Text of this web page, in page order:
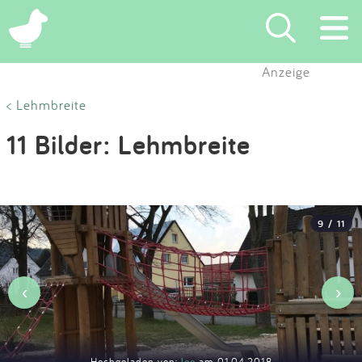
×
Eintragen
Blog
Partner
Kontakt
Anzeige
< Lehmbreite
11 Bilder: Lehmbreite
9 / 11
‹ ›